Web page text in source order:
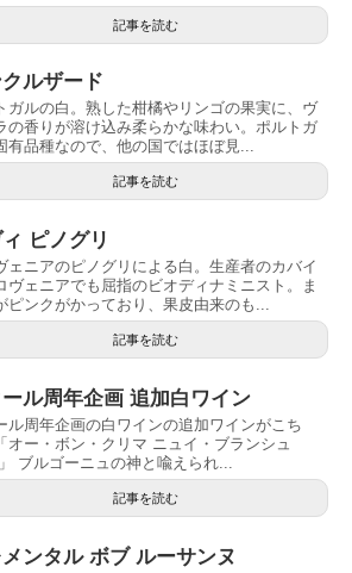
記事を読む
ルザード
ガルの白。熟した柑橘やリンゴの果実に、ヴ
の香りが溶け込み柔らかな味わい。ポルトガ
有品種なので、他の国ではほぼ見...
記事を読む
ピノグリ
ェニアのピノグリによる白。生産者のカバイ
ヴェニアでも屈指のビオディナミニスト。ま
ピンクがかっており、果皮由来のも...
記事を読む
ール周年企画 追加白ワイン
ル周年企画の白ワインの追加ワインがこち
オー・ボン・クリマ ニュイ・ブランシュ
ブルゴーニュの神と喩えられ...
記事を読む
ンタル ボブ ルーサンヌ